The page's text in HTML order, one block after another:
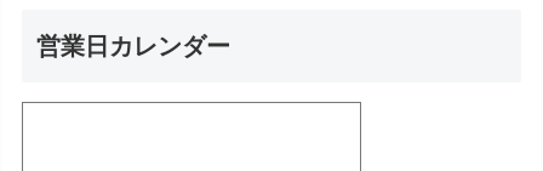
営業日カレンダー